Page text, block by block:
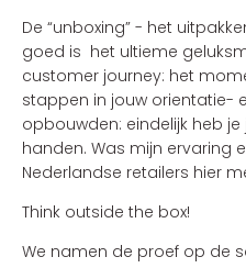
De “unboxing” - het
goed is het ultieme
customer journey: het
stappen in jouw orientatie-
opbouwden: eindelijk heb
handen. Was mijn ervaring
Nederlandse retailers hier
Think outside the box!
We namen de proef op de